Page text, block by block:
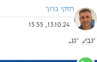
חזקי ברוך
13.10.24, 15:55
רגבים הנגב